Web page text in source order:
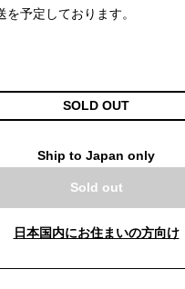
予定しております。
SOLD OUT
Ship to Japan only
Sold out
日本国内にお住まいの方向け